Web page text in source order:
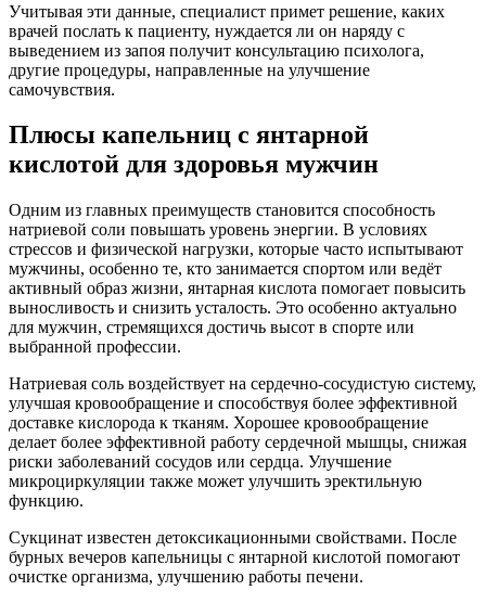
Учитывая эти данные, специалист примет решение, каких
врачей послать к пациенту, нуждается ли он наряду с
выведением из запоя получит консультацию психолога,
другие процедуры, направленные на улучшение
самочувствия.
Плюсы капельниц с янтарной
кислотой для здоровья мужчин
Одним из главных преимуществ становится способность
натриевой соли повышать уровень энергии. В условиях
стрессов и физической нагрузки, которые часто испытывают
мужчины, особенно те, кто занимается спортом или ведёт
активный образ жизни, янтарная кислота помогает повысить
выносливость и снизить усталость. Это особенно актуально
для мужчин, стремящихся достичь высот в спорте или
выбранной профессии.
Натриевая соль воздействует на сердечно-сосудистую систему,
улучшая кровообращение и способствуя более эффективной
доставке кислорода к тканям. Хорошее кровообращение
делает более эффективной работу сердечной мышцы, снижая
риски заболеваний сосудов или сердца. Улучшение
микроциркуляции также может улучшить эректильную
функцию.
Сукцинат известен детоксикационными свойствами. После
бурных вечеров капельницы с янтарной кислотой помогают
очистке организма, улучшению работы печени.